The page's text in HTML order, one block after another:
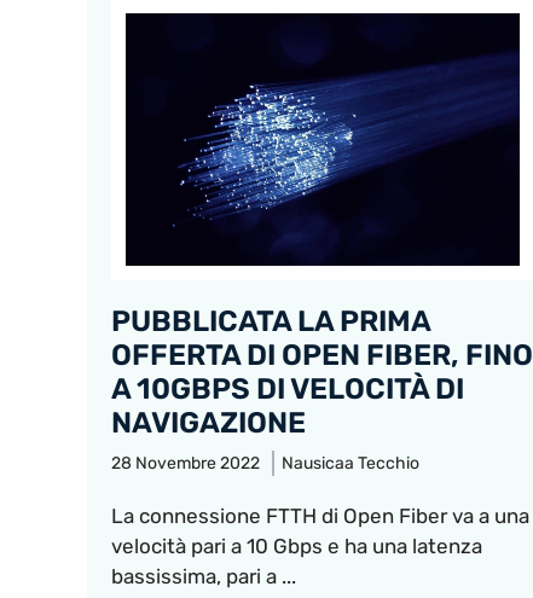
PUBBLICATA LA PRIMA
OFFERTA DI OPEN FIBER, FINO
A 10GBPS DI VELOCITÀ DI
NAVIGAZIONE
28 Novembre 2022 Nausicaa Tecchio
La connessione FTTH di Open Fiber va a una
velocità pari a 10 Gbps e ha una latenza
bassissima, pari a ...